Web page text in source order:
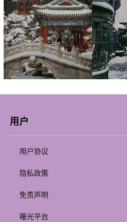
用户
用户协议
隐私政策
免责声明
曝光平台